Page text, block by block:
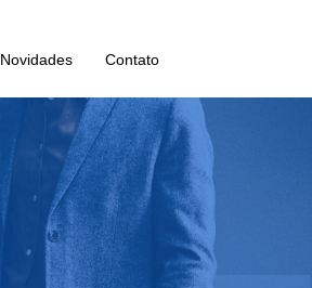
Novidades Contato